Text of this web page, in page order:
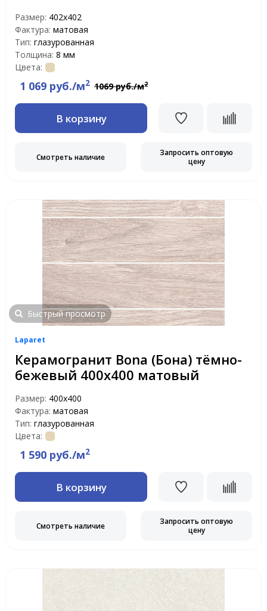
Размер: 402х402
Фактура: матовая
Тип: глазурованная
Толщина: 8 мм
Цвета:
1 069 руб./м2 1069 руб./м2
В корзину
Смотреть наличие
Запросить оптовую
цену
Быстрый просмотр
Laparet
Керамогранит Bona (Бона) тёмно-
бежевый 400х400 матовый
Размер: 400х400
Фактура: матовая
Тип: глазурованная
Цвета:
1 590 руб./м2
В корзину
Смотреть наличие
Запросить оптовую
цену